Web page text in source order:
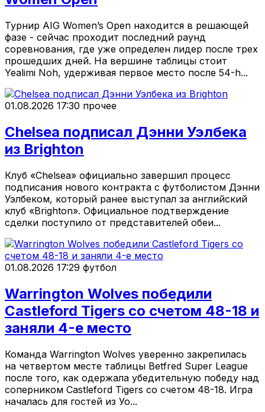
Турнир AIG Women’s Open находится в решающей
фазе - сейчас проходит последний раунд
соревнования, где уже определен лидер после трех
прошедших дней. На вершине таблицы стоит
Yealimi Noh, удерживая первое место после 54-h...
01.08.2026 17:30 прочее
Chelsea подписал Дэнни Уэлбека
из Brighton
Клуб «Chelsea» официально завершил процесс
подписания нового контракта с футболистом Дэнни
Уэлбеком, который ранее выступал за английский
клуб «Brighton». Официальное подтверждение
сделки поступило от представителей обеи...
01.08.2026 17:29 футбол
Warrington Wolves победили
Castleford Tigers со счетом 48-18 и
заняли 4-е место
Команда Warrington Wolves уверенно закрепилась
на четвертом месте таблицы Betfred Super League
после того, как одержала убедительную победу над
соперником Castleford Tigers со счетом 48-18. Игра
началась для гостей из Уо...